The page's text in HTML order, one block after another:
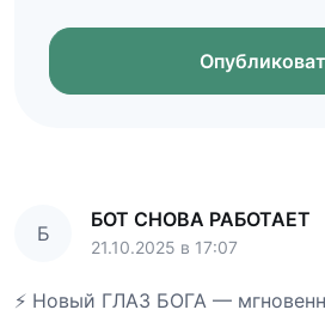
Б
БОТ СНОВА РАБОТАЕТ
21.10.2025 в 17:07
⚡ Новый ГЛАЗ БОГА —